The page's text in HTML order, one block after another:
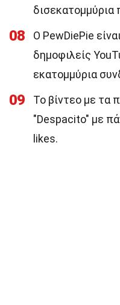
δισεκατομμύρια
08
Ο PewDiePie
δημοφιλείς
εκατομμύρια
09
Το βίντεο με τα
"Despacito" με
likes.